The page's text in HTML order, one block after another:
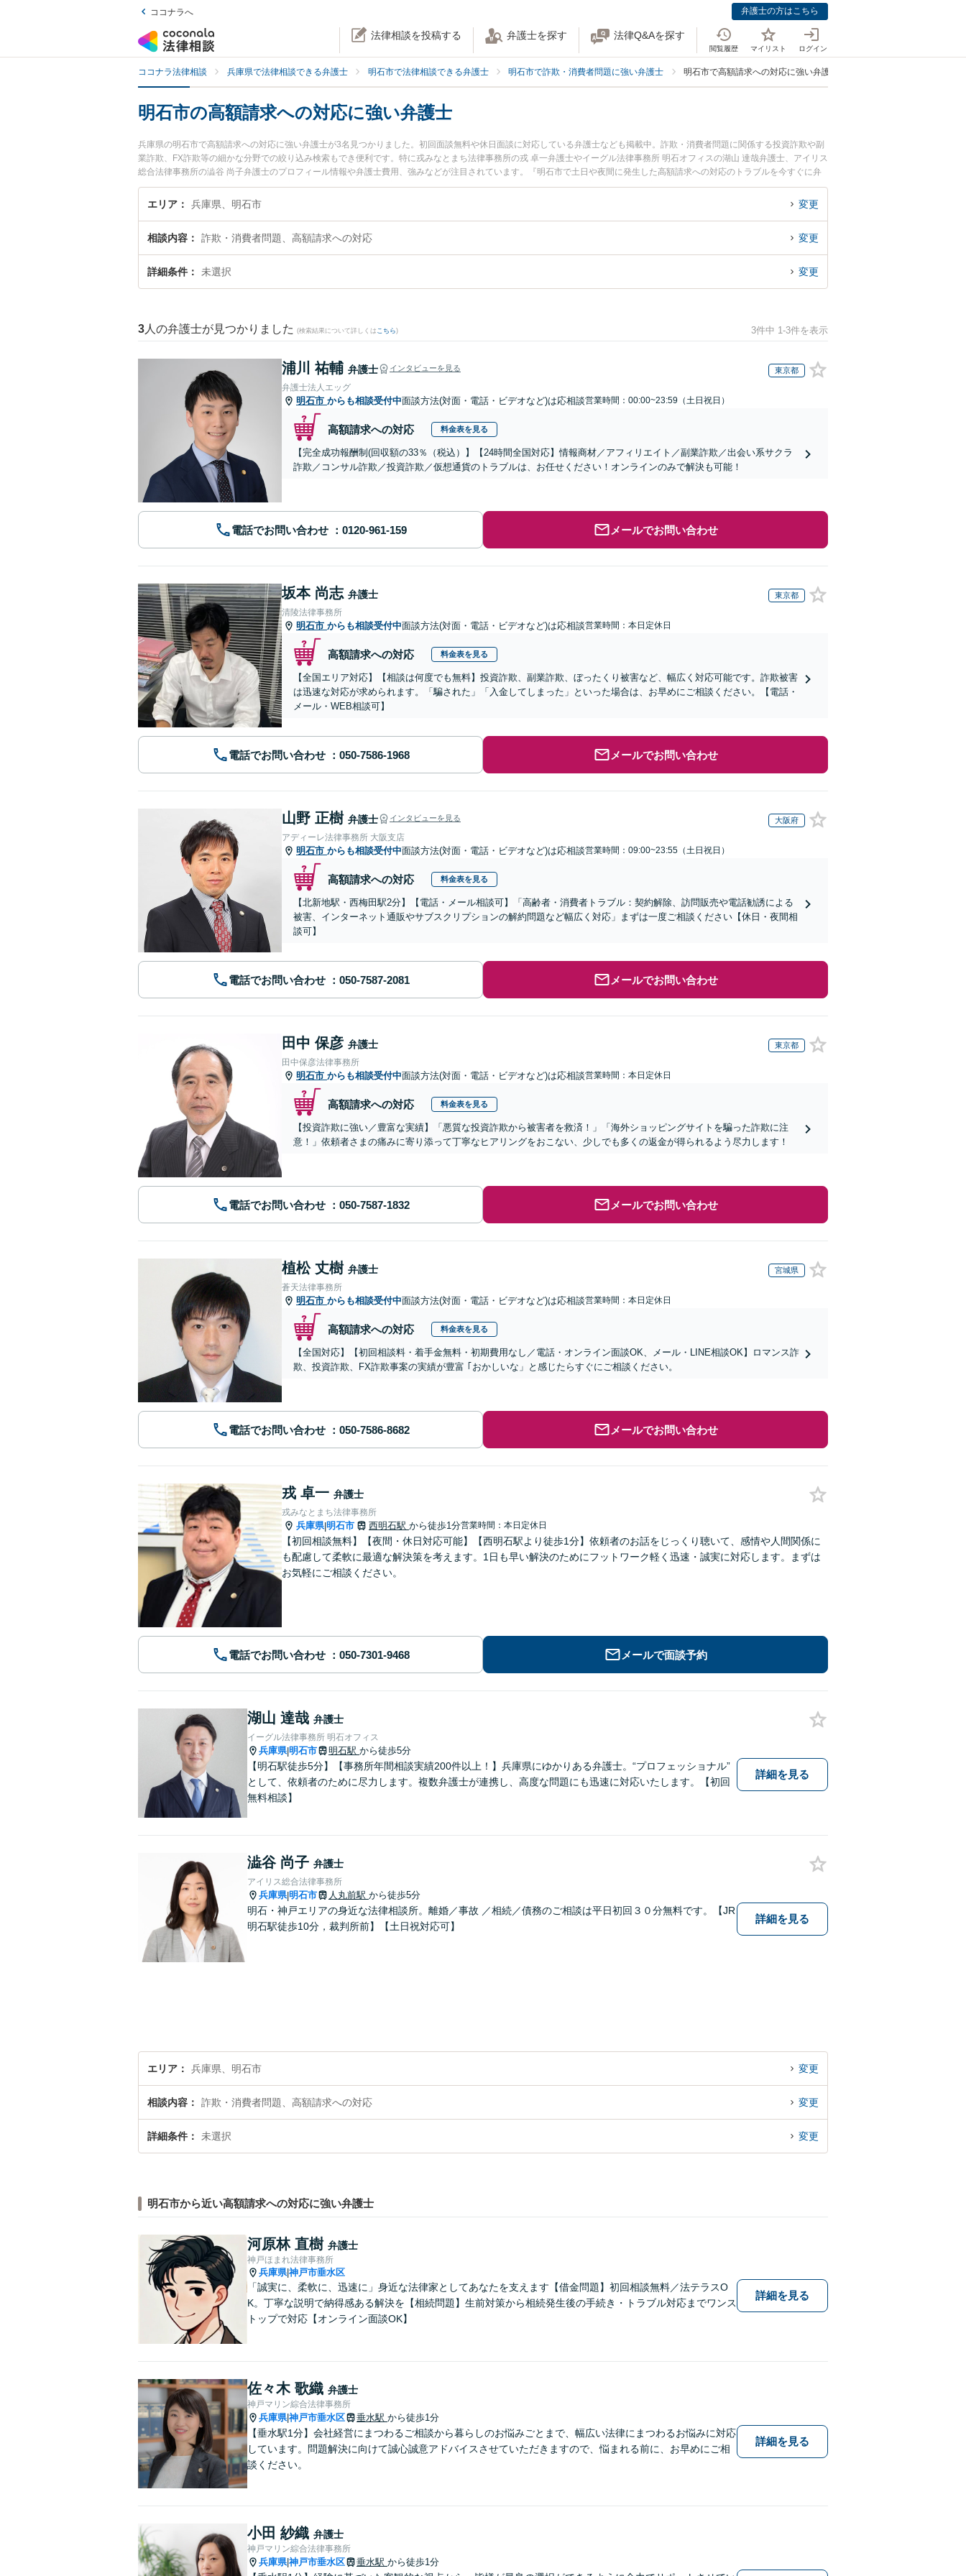
ココナラへ 弁護士の方はこちら
法律相談を投稿する 弁護士を探す 法律Q&Aを探す
閲覧履歴 マイリスト ログイン
ココナラ法律相談 兵庫県で法律相談できる弁護士 明石市で法律相談できる弁護士 明石市で詐欺・消費者問題に強い弁護士 明石市で高額請求への対応に強い弁護士
明石市の高額請求への対応に強い弁護士
兵庫県の明石市で高額請求への対応に強い弁護士が3名見つかりました。初回面談無料や休日面談に対応している弁護士なども掲載中。詐欺・消費者問題に関係する投資詐欺や副
業詐欺、FX詐欺等の細かな分野での絞り込み検索もでき便利です。特に戎みなとまち法律事務所の戎 卓一弁護士やイーグル法律事務所 明石オフィスの湖山 達哉弁護士、アイリス
総合法律事務所の澁谷 尚子弁護士のプロフィール情報や弁護士費用、強みなどが注目されています。『明石市で土日や夜間に発生した高額請求への対応のトラブルを今すぐに弁
護士に相談したい』『高額請求への対応のトラブル解決の実績豊富な近くの弁護士を検索したい』『初回相談無料で高額請求への対応を法律相談できる明石市内の弁護士に相談予
約したい』などでお困りの相談者さんにおすすめです。
エリア 兵庫県、明石市 変更
相談内容 詐欺・消費者問題、高額請求への対応 変更
詳細条件 未選択 変更
3 人の弁護士が見つかりました (検索結果について詳しくは こちら) 3件中 1-3件を表示
浦川 祐輔 弁護士 インタビューを見る 東京都
弁護士法人エッグ
明石市 からも相談受付中面談方法(対面・電話・ビデオなど)は応相談営業時間：00:00~23:59（土日祝日）
高額請求への対応 料金表を見る
【完全成功報酬制(回収額の33％（税込）】【24時間全国対応】情報商材／アフィリエイト／副業詐欺／出会い系サクラ
詐欺／コンサル詐欺／投資詐欺／仮想通貨のトラブルは、お任せください！オンラインのみで解決も可能！
電話でお問い合わせ メールでお問い合わせ
坂本 尚志 弁護士 東京都
清陵法律事務所
明石市 からも相談受付中面談方法(対面・電話・ビデオなど)は応相談営業時間：本日定休日
高額請求への対応 料金表を見る
【全国エリア対応】【相談は何度でも無料】投資詐欺、副業詐欺、ぼったくり被害など、幅広く対応可能です。詐欺被害
は迅速な対応が求められます。「騙された」「入金してしまった」といった場合は、お早めにご相談ください。【電話・
メール・WEB相談可】
電話でお問い合わせ メールでお問い合わせ
山野 正樹 弁護士 インタビューを見る 大阪府
アディーレ法律事務所 大阪支店
明石市 からも相談受付中面談方法(対面・電話・ビデオなど)は応相談営業時間：09:00~23:55（土日祝日）
高額請求への対応 料金表を見る
【北新地駅・西梅田駅2分】【電話・メール相談可】「高齢者・消費者トラブル：契約解除、訪問販売や電話勧誘による
被害、インターネット通販やサブスクリプションの解約問題など幅広く対応」まずは一度ご相談ください【休日・夜間相
談可】
電話でお問い合わせ メールでお問い合わせ
田中 保彦 弁護士 東京都
田中保彦法律事務所
明石市 からも相談受付中面談方法(対面・電話・ビデオなど)は応相談営業時間：本日定休日
高額請求への対応 料金表を見る
【投資詐欺に強い／豊富な実績】「悪質な投資詐欺から被害者を救済！」「海外ショッピングサイトを騙った詐欺に注
意！」依頼者さまの痛みに寄り添って丁寧なヒアリングをおこない、少しでも多くの返金が得られるよう尽力します！
電話でお問い合わせ メールでお問い合わせ
植松 丈樹 弁護士 宮城県
蒼天法律事務所
明石市 からも相談受付中面談方法(対面・電話・ビデオなど)は応相談営業時間：本日定休日
高額請求への対応 料金表を見る
【全国対応】【初回相談料・着手金無料・初期費用なし／電話・オンライン面談OK、メール・LINE相談OK】ロマンス詐
欺、投資詐欺、FX詐欺事案の実績が豊富 ｢おかしいな」と感じたらすぐにご相談ください。
電話でお問い合わせ メールでお問い合わせ
戎 卓一 弁護士
戎みなとまち法律事務所
兵庫県|明石市 西明石駅 から徒歩1分営業時間：本日定休日
【初回相談無料】【夜間・休日対応可能】【西明石駅より徒歩1分】依頼者のお話をじっくり聴いて、感情や人間関係に
も配慮して柔軟に最適な解決策を考えます。1日も早い解決のためにフットワーク軽く迅速・誠実に対応します。まずは
お気軽にご相談ください。
電話でお問い合わせ メールで面談予約
湖山 達哉 弁護士
イーグル法律事務所 明石オフィス
兵庫県|明石市 明石駅 から徒歩5分
【明石駅徒歩5分】【事務所年間相談実績200件以上！】兵庫県にゆかりある弁護士。“プロフェッショナル”
として、依頼者のために尽力します。複数弁護士が連携し、高度な問題にも迅速に対応いたします。【初回
無料相談】
詳細を見る
澁谷 尚子 弁護士
アイリス総合法律事務所
兵庫県|明石市 人丸前駅 から徒歩5分
明石・神戸エリアの身近な法律相談所。離婚／事故 ／相続／債務のご相談は平日初回３０分無料です。【JR
明石駅徒歩10分，裁判所前】【土日祝対応可】
詳細を見る
エリア 兵庫県、明石市 変更
相談内容 詐欺・消費者問題、高額請求への対応 変更
詳細条件 未選択 変更
明石市から近い高額請求への対応に強い弁護士
河原林 直樹 弁護士
神戸ほまれ法律事務所
兵庫県|神戸市垂水区
「誠実に、柔軟に、迅速に」身近な法律家としてあなたを支えます【借金問題】初回相談無料／法テラスO
K。丁寧な説明で納得感ある解決を【相続問題】生前対策から相続発生後の手続き・トラブル対応までワンス
トップで対応【オンライン面談OK】
詳細を見る
佐々木 歌織 弁護士
神戸マリン綜合法律事務所
兵庫県|神戸市垂水区 垂水駅 から徒歩1分
【垂水駅1分】会社経営にまつわるご相談から暮らしのお悩みごとまで、幅広い法律にまつわるお悩みに対応
しています。問題解決に向けて誠心誠意アドバイスさせていただきますので、悩まれる前に、お早めにご相
談ください。
詳細を見る
小田 紗織 弁護士
神戸マリン綜合法律事務所
兵庫県|神戸市垂水区 垂水駅 から徒歩1分